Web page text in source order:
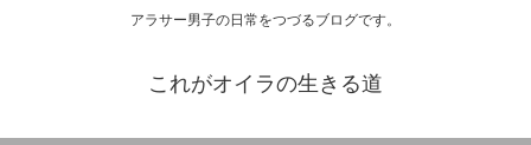
アラサー男子の日常をつづるブログです。
これがオイラの生きる道